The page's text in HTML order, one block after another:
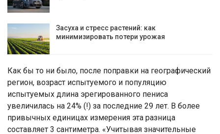
Засуха и стресс растений: как
минимизировать потери урожая
Как бы то ни было, после поправки на географический
регион, возраст испытуемого и популяцию
испытуемых длина эрегированного пениса
увеличилась на 24% (!) за последние 29 лет. В более
привычных единицах измерения эта разница
составляет 3 сантиметра. «Учитывая значительные